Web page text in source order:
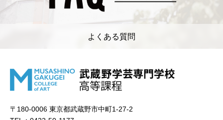
よくある質問
〒180-0006 東京都武蔵野市中町1-27-2